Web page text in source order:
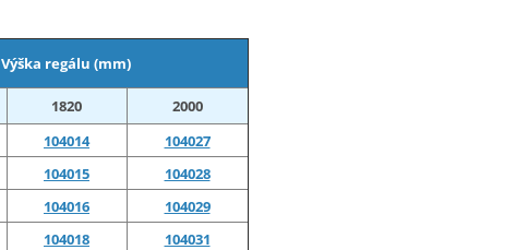
Výška regálu (mm)
1820
2000
104014
104027
104015
104028
104016
104029
104018
104031